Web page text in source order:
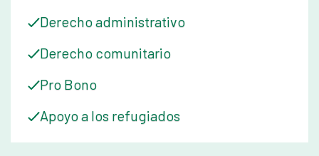
Derecho administrativo
Derecho comunitario
Pro Bono
Apoyo a los refugiados